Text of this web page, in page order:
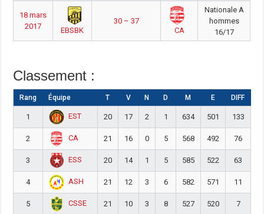
18 mars
2017
EBSBK
30 – 37
CA
Nationale A
hommes
16/17
Classement :
Rang Équipe T V N D M E DIFF
1 EST 20 17 2 1 634 501 133
2 CA 21 16 0 5 568 492 76
3 ESS 20 14 1 5 585 522 63
4 ASH 21 12 3 6 582 571 11
5 CSSE 21 10 3 8 527 520 7